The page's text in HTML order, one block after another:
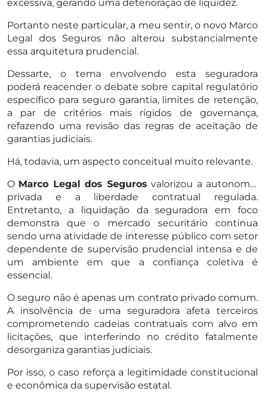
excessiva, gerando uma deterioração de liquidez.
Portanto neste particular, a meu sentir, o novo Marco
Legal dos Seguros não alterou substancialmente
essa arquitetura prudencial.
Dessarte, o tema envolvendo esta seguradora
poderá reacender o debate sobre capital regulatório
específico para seguro garantia, limites de retenção,
a par de critérios mais rígidos de governança,
refazendo uma revisão das regras de aceitação de
garantias judiciais.
Há, todavia, um aspecto conceitual muito relevante.
O Marco Legal dos Seguros valorizou a autonomia
privada e a liberdade contratual regulada.
Entretanto, a liquidação da seguradora em foco
demonstra que o mercado securitário continua
sendo uma atividade de interesse público com setor
dependente de supervisão prudencial intensa e de
um ambiente em que a confiança coletiva é
essencial.
O seguro não é apenas um contrato privado comum.
A insolvência de uma seguradora afeta terceiros
comprometendo cadeias contratuais com alvo em
licitações, que interferindo no crédito fatalmente
desorganiza garantias judiciais.
Por isso, o caso reforça a legitimidade constitucional
e econômica da supervisão estatal.